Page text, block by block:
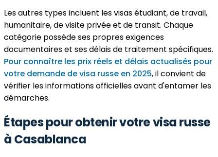
Les autres types incluent les visas étudiant, de travail,
humanitaire, de visite privée et de transit. Chaque
catégorie possède ses propres exigences
documentaires et ses délais de traitement spécifiques.
Pour connaître les prix réels et délais actualisés pour
votre demande de visa russe en 2025, il convient de
vérifier les informations officielles avant d'entamer les
démarches.
Étapes pour obtenir votre visa russe
à Casablanca